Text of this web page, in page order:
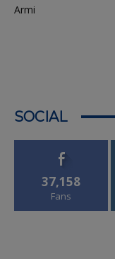
Armi
SOCIAL
37,158
Fans